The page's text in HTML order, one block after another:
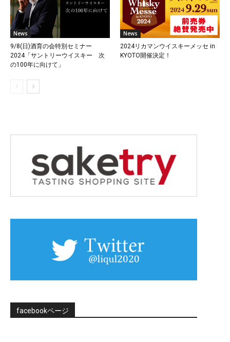
News
9/8(日)酒育の会特別セミナー
2024「サントリーウイスキー 次
の100年に向けて」
News
2024リカマンウイスキーメッセ in
KYOTO開催決定！
facebookページ